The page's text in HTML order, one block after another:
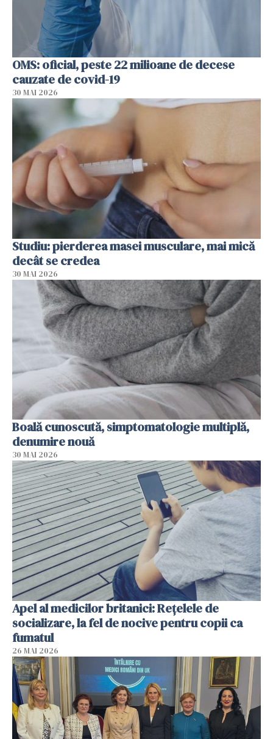
OMS: oficial, peste 22 milioane de decese
cauzate de covid-19
30 MAI 2026
Studiu: pierderea masei musculare, mai mică
decât se credea
30 MAI 2026
Boală cunoscută, simptomatologie multiplă,
denumire nouă
30 MAI 2026
Apel al medicilor britanici: Reţelele de
socializare, la fel de nocive pentru copii ca
fumatul
26 MAI 2026